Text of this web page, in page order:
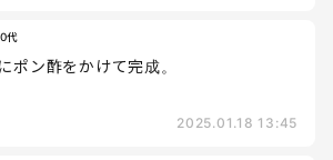
代
ポン酢をかけて完成。
2025.01.18 13:45